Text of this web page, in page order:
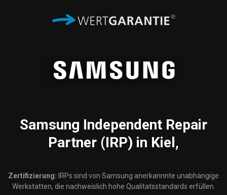
Samsung Independent Repair
Partner (IRP) in Kiel,
Zertifizierung: IRPs sind von Samsung anerkannnte unabhängige
Werkstatten, die nachweislich hohe Qualitatsstandards erfüllen.